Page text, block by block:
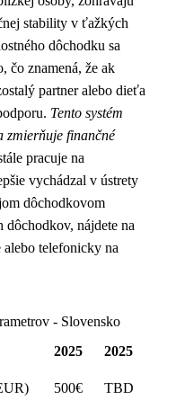
stability v ťažkých
dôchodku sa
čo znamená, že ak
partner alebo dieťa
Tento systém
zmierňuje finančné
pracuje na
vychádzal v ústrety
dôchodkovom
dôchodkov, nájdete na
telefonicky na
- Slovensko
2025 2025
500€ TBD